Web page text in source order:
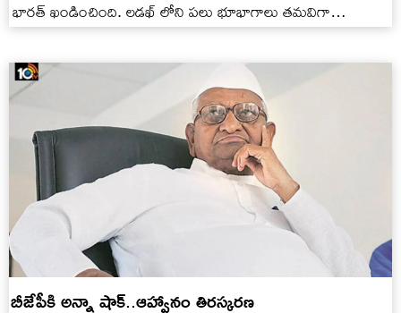
భారత్ ఖండించింది. లడఖ్ లోని పలు భూభాగాలు తమవిగా
బీజేపీకి అన్నా షాక్..ఆహ్వానం తిరస్కరణ